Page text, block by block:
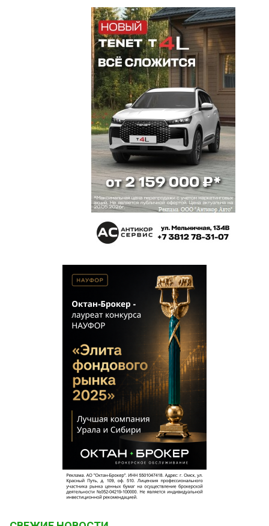
омичей. А мэр типа ничего не замечает. Фадина
собирается в госдуму. вот скажите что может
сделать хорошего человек с двойными
стандартами, какие законы она одобрит? Будет
себя вести в Думе так же как в Омске? Из
принципа за кресло все отдам и продам?
1 марта 2021 в 18:11:
В Омске реальный идет передел. Малый бизнес
хотят полность уничтожить, не задумываясь о
том,что много людей остануться без рабрты. В
стране и так ситуация аховая, а что касается
нашего города, так вообще нет слов. Правильно
сказал предыдущий коментатор, последние
штаны снимают.
Наталья, 1 марта 2021 в 17:10:
Одних убирают, расчищая место для других,
отличный бизнес, огромные арендные ставки, а
аукционы проводятся единичные, а
Жуматаевские павильоны заполонили весь
Наталья, 1 марта 2021 в 17:07:
Вот так работает право в Омске, вроде идёт
борьба с НТО без документов, а вокруг все
больше и больше ставят киосков и целые
шеренги новых объектов с нарушением всех
норм и законов, смотришь вокруг и рябит в
глазах от Токов и Жуматаевских киосков
1 марта 2021 в 15:43:
Губернаторов надо выбирать.ставленники это
чужие люди.приходят снять последнее.и на
другую полянку...им здесь не жить.после
Манякина Омску и области не везет...Столько лет
работали киоски.Люди делали.платили
аренду.налоги.создавали рабочие места...а тут
раз один варяг все под себя загребает.и
центральная власть этому
способствует.двойные стандарты в
стране.Людей которые трудятся ставят на